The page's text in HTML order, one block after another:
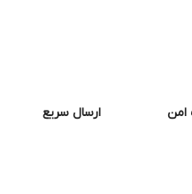
ارسال سریع